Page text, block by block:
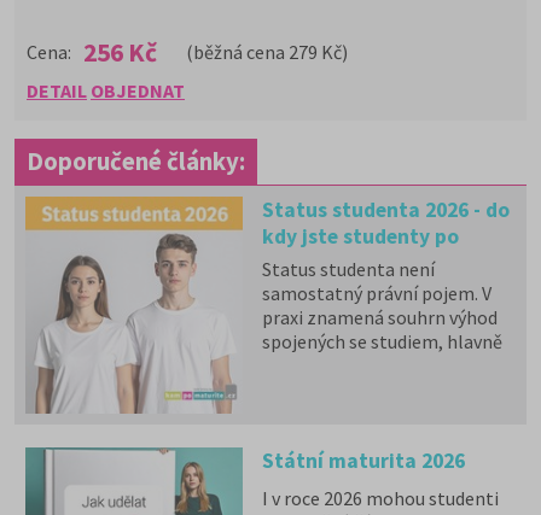
Cena: 256 Kč
(běžná cena 279 Kč)
DETAIL OBJEDNAT
Doporučené články:
Status studenta 2026 - do
kdy jste studenty po
maturitě?
Status studenta není
samostatný právní pojem. V
praxi znamená souhrn výhod
spojených se studiem, hlavně
Státní maturita 2026
I v roce 2026 mohou studenti